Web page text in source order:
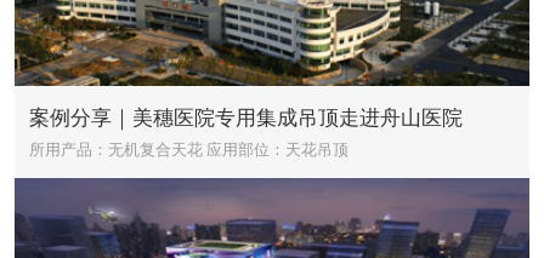
案例分享｜美穗医院专用集成吊顶走进舟山医院
所用产品：无机复合天花 应用部位：天花吊顶